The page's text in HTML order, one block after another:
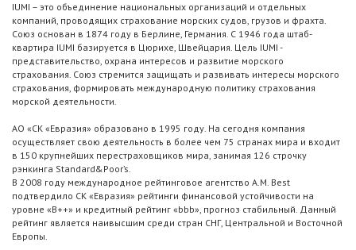
IUMI – это объединение национальных организаций и отдельных
компаний, проводящих страхование морских судов, грузов и фрахта.
Союз основан в 1874 году в Берлине, Германия. С 1946 года штаб-
квартира IUMI базируется в Цюрихе, Швейцария. Цель IUMI -
представительство, охрана интересов и развитие морского
страхования. Союз стремится защищать и развивать интересы морского
страхования, формировать международную политику страхования
морской деятельности.
АО «СК «Евразия» образовано в 1995 году. На сегодня компания
осуществляет свою деятельность в более чем 75 странах мира и входит
в 150 крупнейших перестраховщиков мира, занимая 126 строчку
рэнкинга Standard&Poor’s.
В 2008 году международное рейтинговое агентство A.M. Best
подтвердило СК «Евразия» рейтинги финансовой устойчивости на
уровне «B++» и кредитный рейтинг «bbb», прогноз стабильный. Данный
рейтинг является наивысшим среди стран СНГ, Центральной и Восточной
Европы.